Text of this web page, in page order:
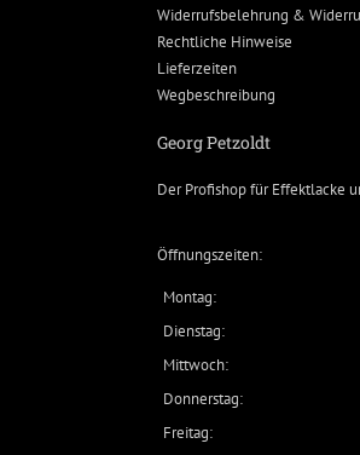
Widerrufsbelehrung &
Rechtliche Hinweise
Lieferzeiten
Wegbeschreibung
Georg Petzoldt
Der Profishop fürEffektlacke
Öffnungszeiten:
Montag:
Dienstag:
Mittwoch:
Donnerstag:
Freitag: